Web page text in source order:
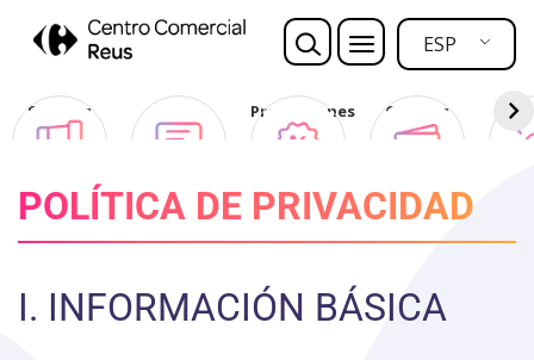
este
incluye
de
accesibilidad.
ESP
Sorteos Opina Promociones
Ofertas
Club
POLÍTICA DE PRIVACIDAD
I. INFORMACIÓN BÁSICA